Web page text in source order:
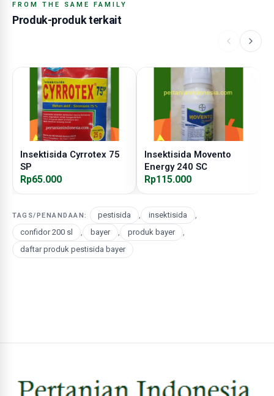
FROM THE SAME FAMILY
Produk-produk terkait
Insektisida Cyrrotex 75
SP
Rp65.000
Insektisida Movento
Energy 240 SC
Rp115.000
TAGS/PENANDAAN: pestisida , insektisida
,
confidor 200 sl
, bayer , produk bayer
,
daftar produk pestisida bayer